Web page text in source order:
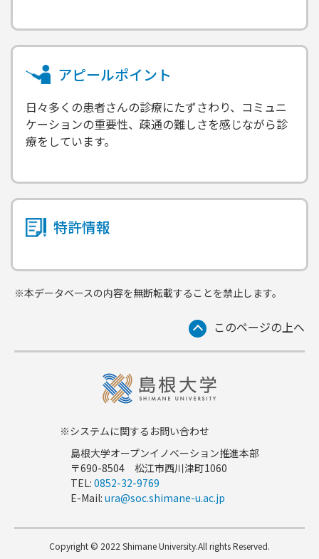
アピールポイント
日々多くの患者さんの診療にたずさわり、コミュニ
ケーションの重要性、疎通の難しさを感じながら診
療をしています。
特許情報
※本データベースの内容を無断転載することを禁止します。
このページの上へ
※システムに関するお問い合わせ
島根大学オープンイノベーション推進本部
〒690-8504 松江市西川津町1060
TEL: 0852-32-9769
E-Mail: ura@soc.shimane-u.ac.jp
Copyright © 2022 Shimane University.All rights Reserved.